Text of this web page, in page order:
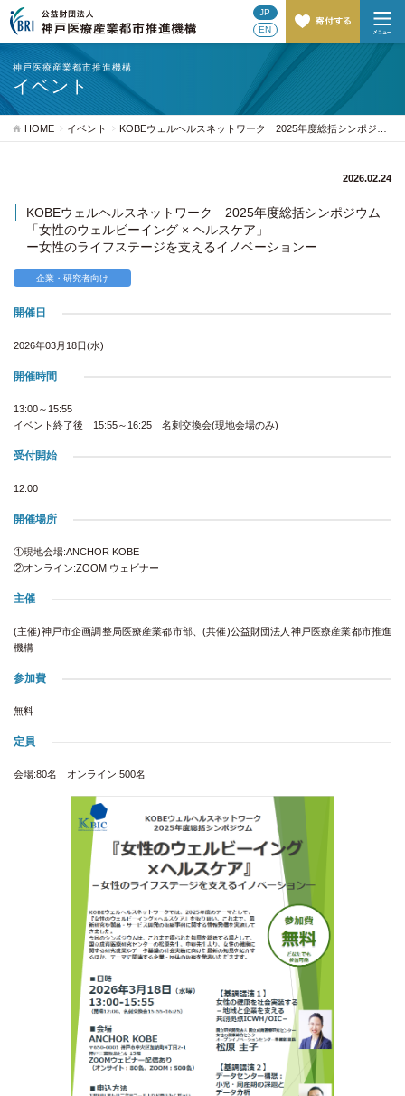
JP
EN
神戸医療産業都市推進機構
イベント
HOME イベント KOBEウェルヘルスネットワーク 2025年度総括シンポジウム 「女性のウェルビーイング × ヘルスケア」 ー女性のライフステージを支えるイノベーションー
2026.02.24
KOBEウェルヘルスネットワーク 2025年度総括シンポジウム
「女性のウェルビーイング × ヘルスケア」
ー女性のライフステージを支えるイノベーションー
企業・研究者向け
開催日
2026年03月18日(水)
開催時間
13:00～15:55
イベント終了後 15:55～16:25 名刺交換会(現地会場のみ)
受付開始
12:00
開催場所
①現地会場:ANCHOR KOBE
②オンライン:ZOOM ウェビナー
主催
(主催)神戸市企画調整局医療産業都市部、(共催)公益財団法人神戸医療産業都市推進
機構
参加費
無料
定員
会場:80名 オンライン:500名